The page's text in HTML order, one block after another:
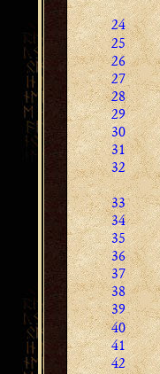
24
25
26
27
28
29
30
31
32
33
34
35
36
37
38
39
40
41
42